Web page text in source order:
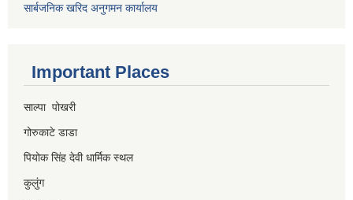
सार्बजनिक खरिद अनुगमन कार्यालय
Important Places
साल्पा पोखरी
गोरुकाटे डाडा
पियोक सिंह देवी धार्मिक स्थल
कुलुंग